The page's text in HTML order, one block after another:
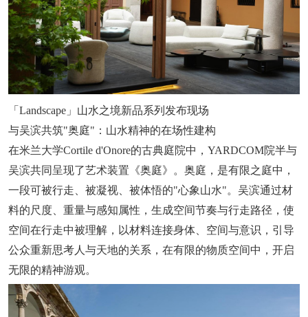
「Landscape」山水之境新品系列发布现场
与吴滨共筑"奥庭"：山水精神的在场性建构
在米兰大学Cortile d'Onore的古典庭院中，YARDCOM院半与
吴滨共同呈现了艺术装置《奥庭》。奥庭，是有限之庭中，
一段可被行走、被凝视、被体悟的"心象山水"。吴滨通过材
料的尺度、重量与感知属性，生成空间节奏与行走路径，使
空间在行走中被理解，以材料连接身体、空间与意识，引导
公众重新思考人与天地的关系，在有限的物质空间中，开启
无限的精神游观。